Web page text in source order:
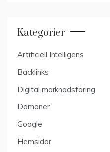
Kategorier
Artificiell Intelligens
Backlinks
Digital marknadsföring
Domäner
Google
Hemsidor